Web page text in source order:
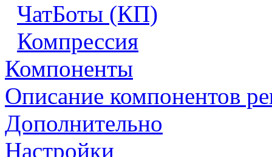
ЧатБоты (КП)
Компрессия
Компоненты
Описание компонентов
Дополнительно
Настройки